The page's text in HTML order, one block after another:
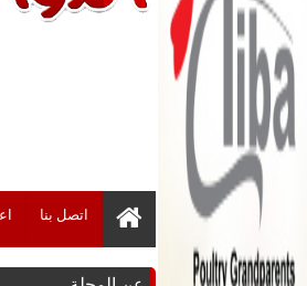
اتصل بنا